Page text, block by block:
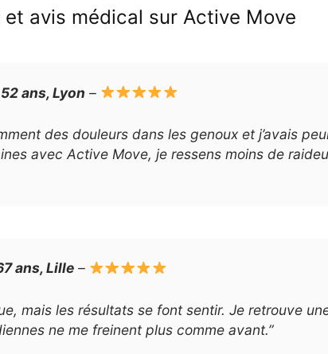
et avis médical sur Active Move
ans, Lyon –
des douleurs dans les genoux et j’avais
avec Active Move, je ressens moins de
ans, Lille–
mais les résultats se font sentir. Je retrouve
ne me freinent plus comme avant.”